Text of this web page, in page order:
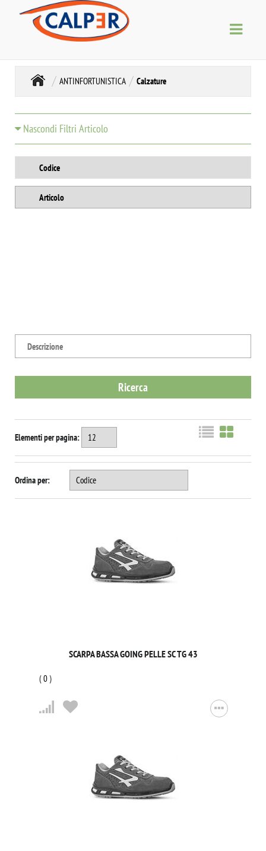
ANTINFORTUNISTICA Calzature
Nascondi Filtri Articolo
Elementi per pagina:
Ordina per:
SCARPA BASSA GOING PELLE SC TG 43
(0)